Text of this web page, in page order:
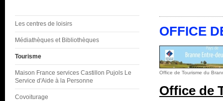
Les centres de loisirs
Médiathèques et Bibliothèques
Tourisme
Maison France services Castillon Pujols Le
Service d'Aide à la Personne
Covoiturage
OFFICE
Office de Tourisme du
Office de